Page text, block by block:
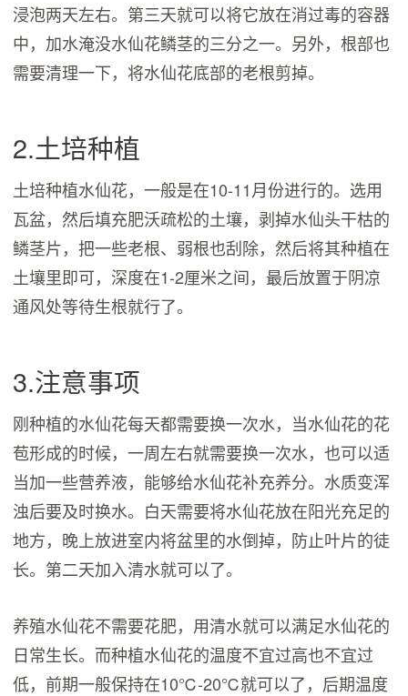
浸泡两天左右。第三天就可以将它放在消过毒的容器
中，加水淹没水仙花鳞茎的三分之一。另外，根部也
需要清理一下，将水仙花底部的老根剪掉。
2.土培种植
土培种植水仙花，一般是在10-11月份进行的。选用
瓦盆，然后填充肥沃疏松的土壤，剥掉水仙头干枯的
鳞茎片，把一些老根、弱根也刮除，然后将其种植在
土壤里即可，深度在1-2厘米之间，最后放置于阴凉
通风处等待生根就行了。
3.注意事项
刚种植的水仙花每天都需要换一次水，当水仙花的花
苞形成的时候，一周左右就需要换一次水，也可以适
当加一些营养液，能够给水仙花补充养分。水质变浑
浊后要及时换水。白天需要将水仙花放在阳光充足的
地方，晚上放进室内将盆里的水倒掉，防止叶片的徒
长。第二天加入清水就可以了。
养殖水仙花不需要花肥，用清水就可以满足水仙花的
日常生长。而种植水仙花的温度不宜过高也不宜过
低，前期一般保持在10℃-20℃就可以了，后期温度